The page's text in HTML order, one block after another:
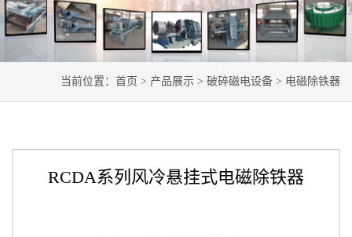
当前位置： 首页 > 产品展示 > 破碎磁电设备 > 电磁除铁器
RCDA系列风冷悬挂式电磁除铁器